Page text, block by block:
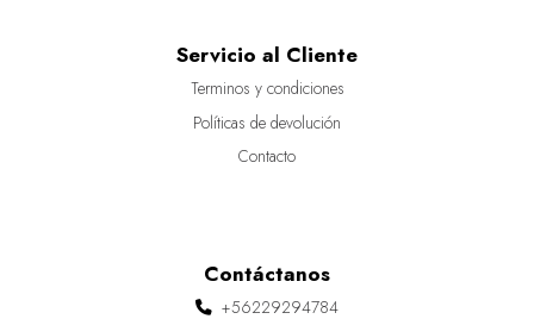
Servicio al Cliente
Terminos y condiciones
Políticas de devolución
Contacto
Contáctanos
+56229294784